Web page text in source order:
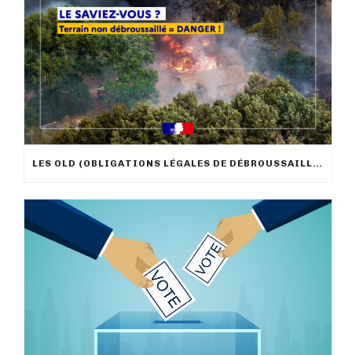
LES OLD (OBLIGATIONS LÉGALES DE DÉBROUSSAILLEMENT)